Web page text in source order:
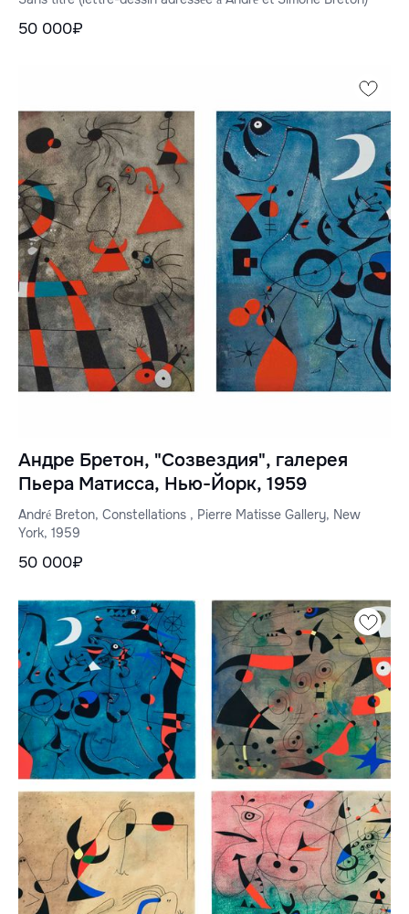
50 000₽
Андре Бретон, "Созвездия", галерея
Пьера Матисса, Нью-Йорк, 1959
André Breton, Constellations , Pierre Matisse Gallery, New
York, 1959
50 000₽